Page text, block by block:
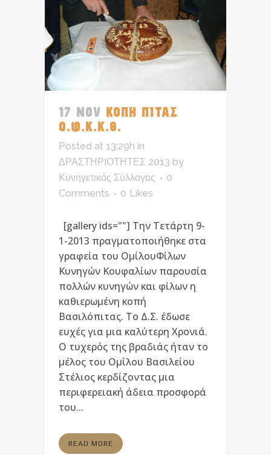
17 NOV ΚΟΠΗ ΠΙΤΑΣ
Ο.Φ.Κ.Κ.Θ.
Posted at 13:29h in
ΔΡΑΣΤΗΡΙΟΤΗΤΕΣ 2013 by
Κυνηγετικός Σύλλογος
0
Comments
0 Likes
[gallery ids=""] Την Τετάρτη 9-
1-2013 πραγματοποιήθηκε στα
γραφεία του ΟμίλουΦίλων
Κυνηγών Κουφαλίων παρουσία
πολλών κυνηγών και φίλων η
καθιερωμένη κοπή
Βασιλόπιτας. Το Δ.Σ. έδωσε
ευχές για μια καλύτερη Χρονιά.
Ο τυχερός της βραδιάς ήταν το
μέλος του Ομίλου Βασιλείου
Στέλιος κερδίζοντας μια
περιφερειακή άδεια προσφορά
του...
READ MORE